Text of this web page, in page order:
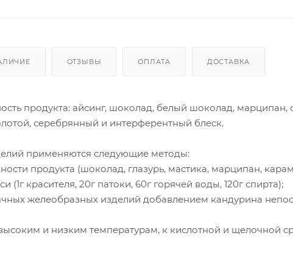
ОТЗЫВЫ ОПЛАТА ДОСТАВКА
продукта: айсинг, шоколад, белый шоколад, марципан,
серебрянный и интерферентный блеск.
применяются следующие методы:
продукта (шоколад, глазурь, мастика, марципан,
(1г красителя, 20г патоки, 60г горячей воды, 120г спирта);
желеобразных изделий добавлением кандурина
и низким температурам, к кислотной и щелочной